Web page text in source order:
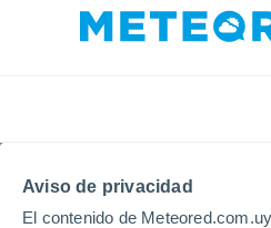
Aviso de privacidad
El contenido de